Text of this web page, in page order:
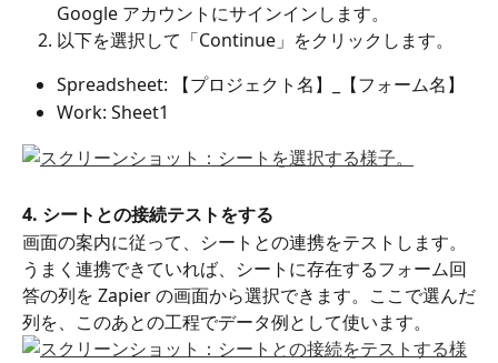
Google アカウントにサインインします。
以下を選択して「Continue」をクリックします。
Spreadsheet: 【プロジェクト名】_【フォーム名】
Work: Sheet1
4. シートとの接続テストをする
画面の案内に従って、シートとの連携をテストします。
うまく連携できていれば、シートに存在するフォーム回
答の列を Zapier の画面から選択できます。ここで選んだ
列を、このあとの工程でデータ例として使います。